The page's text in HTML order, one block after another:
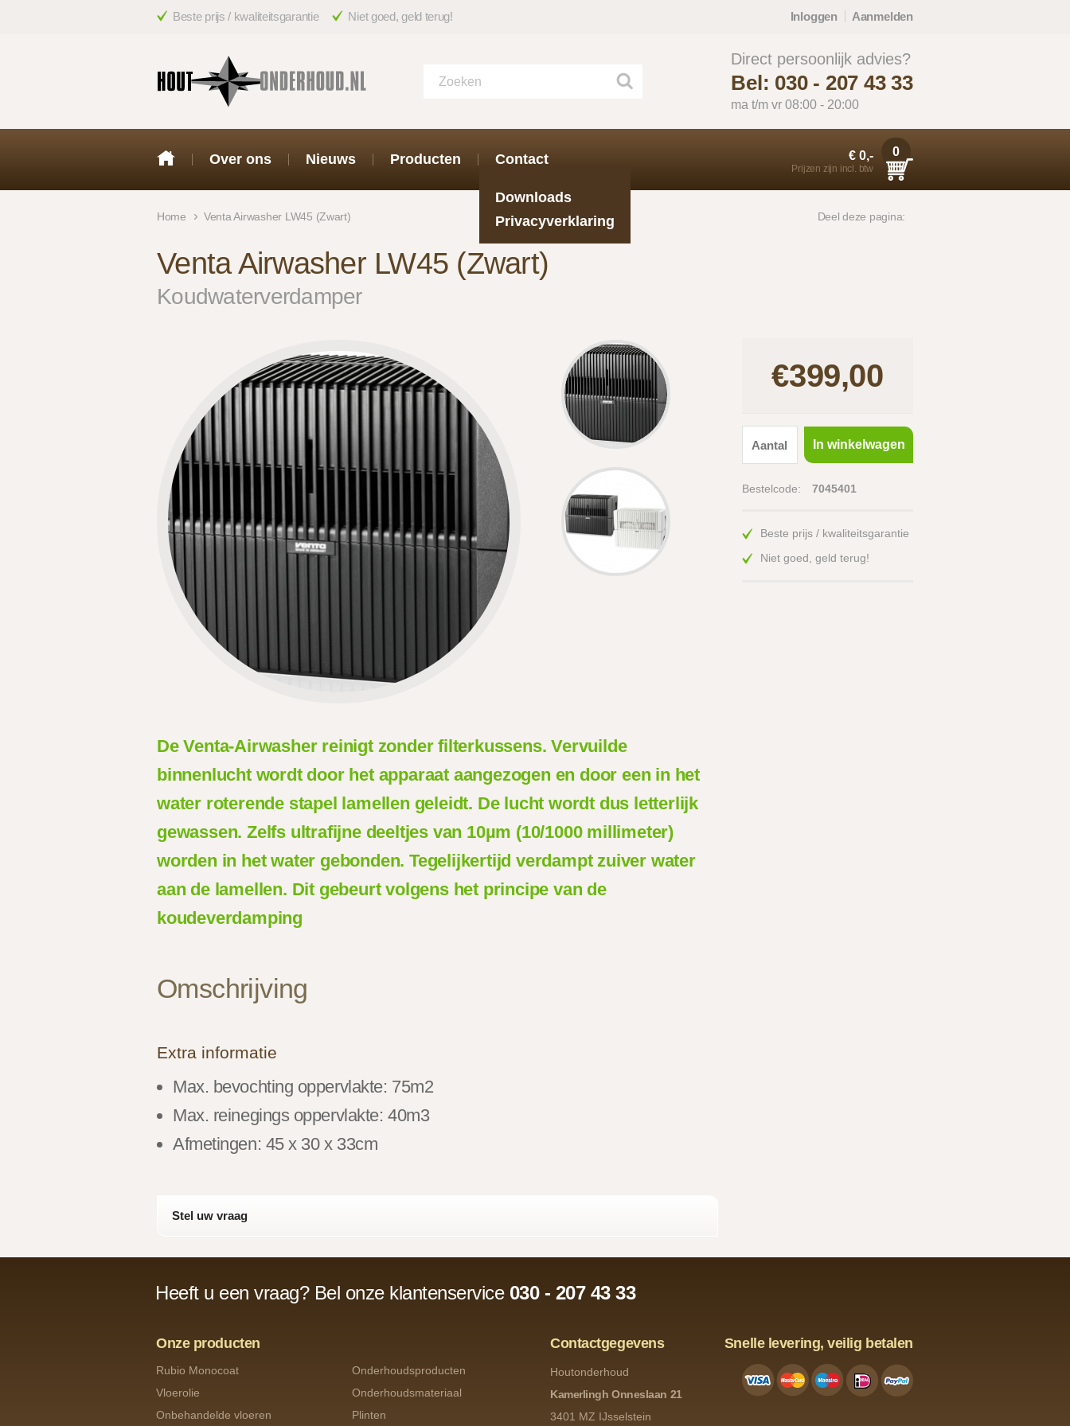
Venta Airwasher LW45 (Zwart)
Koudwaterverdamper
De Venta-Airwasher reinigt zonder filterkussens. Vervuilde
binnenlucht wordt door het apparaat aangezogen en door een in het
water roterende stapel lamellen geleidt. De lucht wordt dus letterlijk
gewassen. Zelfs ultrafijne deeltjes van 10µm (10/1000 millimeter)
worden in het water gebonden. Tegelijkertijd verdampt zuiver water
aan de lamellen. Dit gebeurt volgens het principe van de
koudeverdamping
Omschrijving
Extra informatie
Max. bevochting oppervlakte: 75m2
Max. reinegings oppervlakte: 40m3
Afmetingen: 45 x 30 x 33cm
Stel uw vraag
€399,00
In winkelwagen
Bestelcode: 7045401
Beste prijs / kwaliteitsgarantie
Niet goed, geld terug!
Heeft u een vraag? Bel onze klantenservice 030 - 207 43 33
Onze producten
Rubio Monocoat
Onderhoudsproducten
Vloerolie
Onderhoudsmateriaal
Onbehandelde vloeren
Plinten
Contactgegevens
Houtonderhoud
Kamerlingh Onneslaan 21
3401 MZ IJsselstein
Snelle levering, veilig betalen
Over ons Nieuws Producten Contact
Downloads
Privacyverklaring
Inloggen Aanmelden
€ 0,-
Prijzen zijn incl. btw
0
Home Venta Airwasher LW45 (Zwart)
Beste prijs / kwaliteitsgarantie Niet goed, geld terug!
Direct persoonlijk advies?
Bel: 030 - 207 43 33
ma t/m vr 08:00 - 20:00
Deel deze pagina: